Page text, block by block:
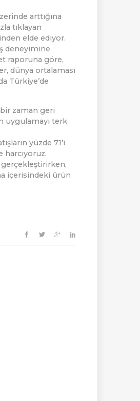
arttığına
tıklayan
elde ediyor.
deneyimine
raporuna göre,
dünya ortalaması
Türkiye’de
zaman geri
uygulamayı terk
yüzde 71’i
gerçekleştirirken,
içerisindeki ürün